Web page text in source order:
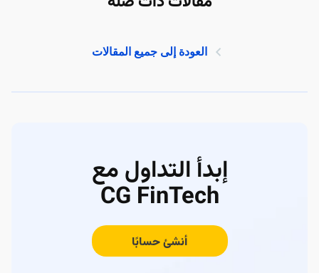
العودة إلى جميع المقالات
إبدأ التداول مع
CG FinTech
أنشئ حسابًا